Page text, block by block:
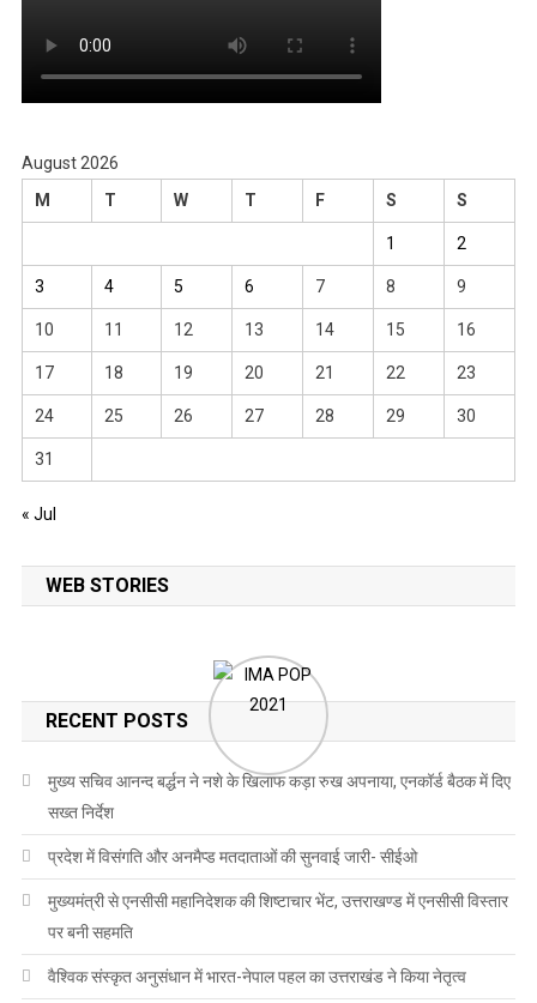
August 2026
M
T W T F S S
1 2
3 4 5 6 7 8 9
10 11 12 13 14 15 16
17 18 19 20 21 22 23
24 25 26 27 28 29 30
31
« Jul
WEB STORIES
RECENT POSTS
मुख्य सचिव आनन्द बर्द्धन ने नशे के खिलाफ कड़ा रुख अपनाया, एनकॉर्ड बैठक में दिए
सख्त निर्देश
प्रदेश में विसंगति और अनमैप्ड मतदाताओं की सुनवाई जारी- सीईओ
मुख्यमंत्री से एनसीसी महानिदेशक की शिष्टाचार भेंट, उत्तराखण्ड में एनसीसी विस्तार
पर बनी सहमति
वैश्विक संस्कृत अनुसंधान में भारत-नेपाल पहल का उत्तराखंड ने किया नेतृत्व